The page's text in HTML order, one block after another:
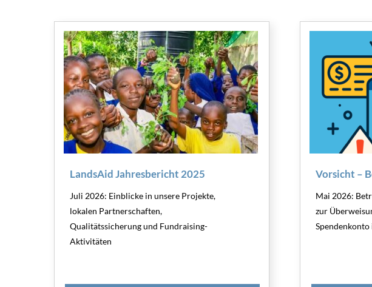
LandsAid Jahresbericht 2025
Juli 2026: Einblicke in unsere Projekte,
lokalen Partnerschaften,
Qualitätssicherung und Fundraising-
Aktivitäten
Vorsicht –
Mai 2026:
zur